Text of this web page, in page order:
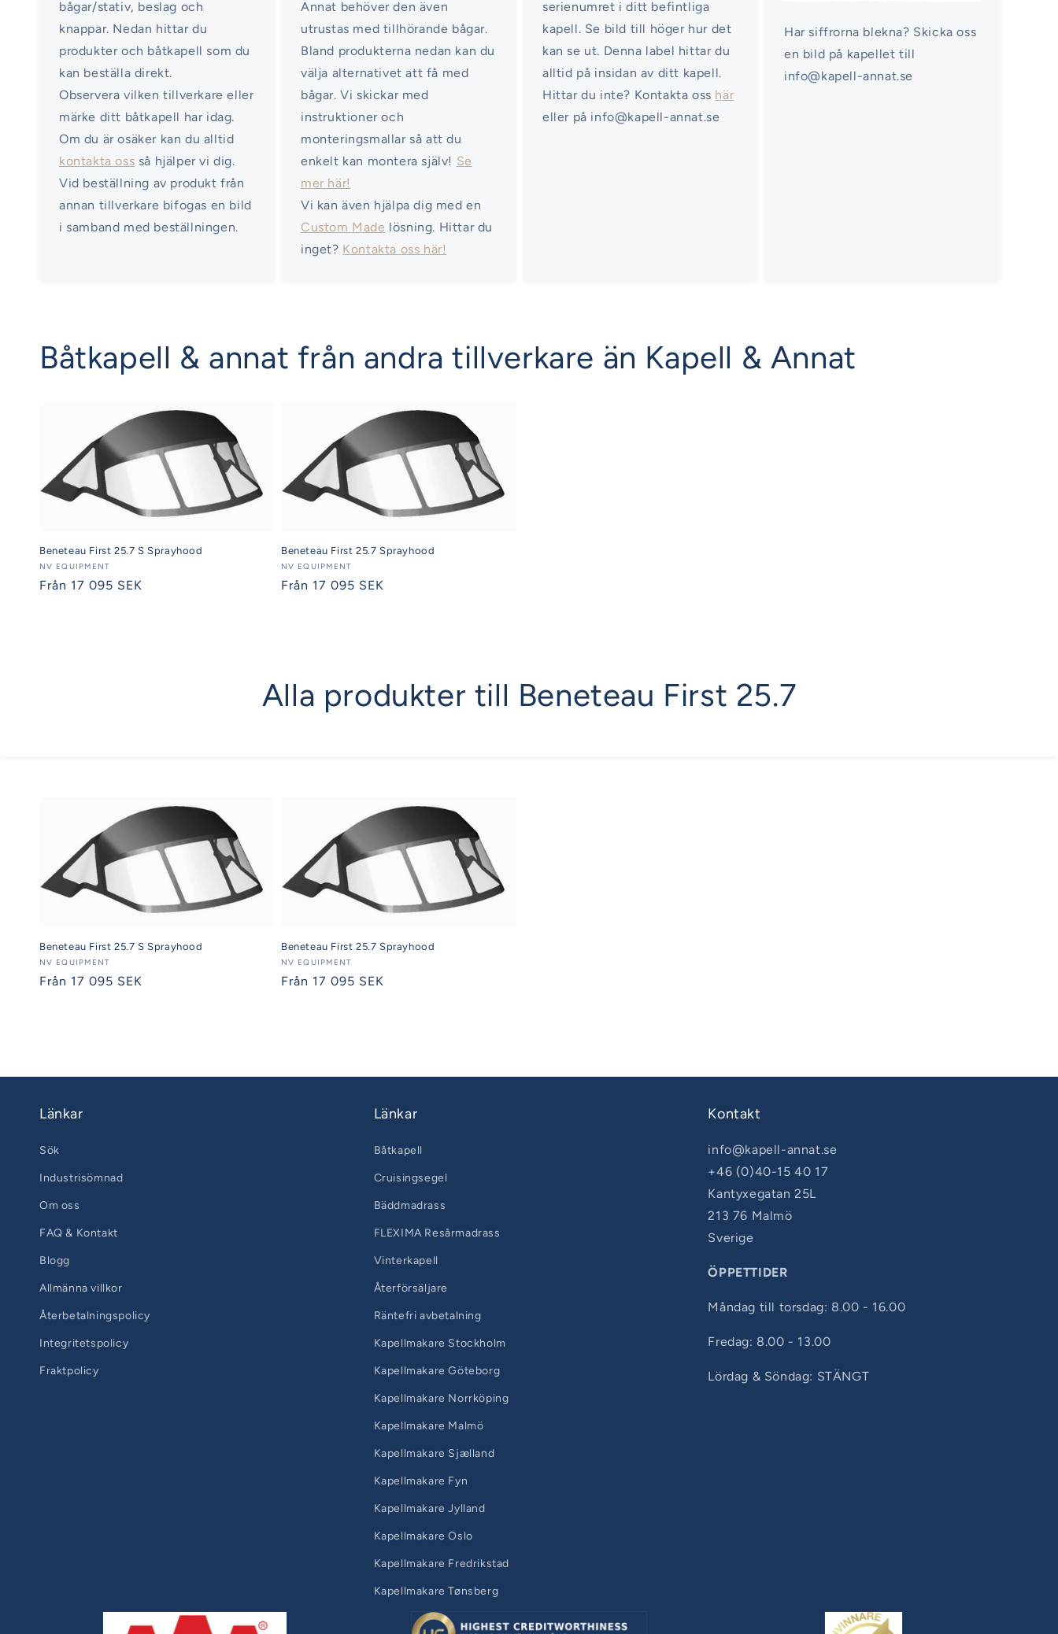
bågar/stativ, beslag och
knappar. Nedan hittar du
produkter och båtkapell som du
kan beställa direkt.
Observera vilken tillverkare eller
märke ditt båtkapell har idag.
Om du är osäker kan du alltid
kontakta oss så hjälper vi dig.
Vid beställning av produkt från
annan tillverkare bifogas en bild
i samband med beställningen.
Annat behöver den även
utrustas med tillhörande bågar.
Bland produkterna nedan kan du
välja alternativet att få med
bågar. Vi skickar med
instruktioner och
monteringsmallar så att du
enkelt kan montera själv! Se
mer här!
Vi kan även hjälpa dig med en
Custom Made lösning. Hittar du
inget? Kontakta oss här!
serienumret i ditt befintliga
kapell. Se bild till höger hur det
kan se ut. Denna label hittar du
alltid på insidan av ditt kapell.
Hittar du inte? Kontakta oss här
eller på info@kapell-annat.se
Har siffrorna blekna? Skicka oss
en bild på kapellet till
info@kapell-annat.se
Båtkapell & annat från andra tillverkare än Kapell & Annat
Beneteau First 25.7 S Sprayhood
Säljare:
NV EQUIPMENT
Ordinarie
Från 17 095 SEK
Beneteau First 25.7 Sprayhood
Säljare:
NV EQUIPMENT
Ordinarie
Från 17 095 SEK
Alla produkter till Beneteau First 25.7
Beneteau First 25.7 S Sprayhood
Säljare:
NV EQUIPMENT
Ordinarie
Från 17 095 SEK
Beneteau First 25.7 Sprayhood
Säljare:
NV EQUIPMENT
Ordinarie
Från 17 095 SEK
Länkar
Sök
Industrisömnad
Om oss
FAQ & Kontakt
Blogg
Allmänna villkor
Återbetalningspolicy
Integritetspolicy
Fraktpolicy
Länkar
Båtkapell
Cruisingsegel
Bäddmadrass
FLEXIMA Resårmadrass
Vinterkapell
Återförsäljare
Räntefri avbetalning
Kapellmakare Stockholm
Kapellmakare Göteborg
Kapellmakare Norrköping
Kapellmakare Malmö
Kapellmakare Sjælland
Kapellmakare Fyn
Kapellmakare Jylland
Kapellmakare Oslo
Kapellmakare Fredrikstad
Kapellmakare Tønsberg
Kontakt
info@kapell-annat.se
+46 (0)40-15 40 17
Kantyxegatan 25L
213 76 Malmö
Sverige
ÖPPETTIDER
Måndag till torsdag: 8.00 - 16.00
Fredag: 8.00 - 13.00
Lördag & Söndag: STÄNGT